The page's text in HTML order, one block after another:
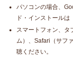
パソコンの場合、
ド・インストールは
スマートフォン、タ
ム）、Safari（サフ
聴ください。